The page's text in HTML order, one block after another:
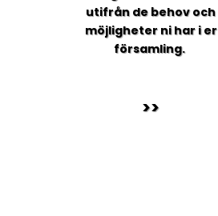
utifrån de behov och
möjligheter ni har i er
församling.
>>